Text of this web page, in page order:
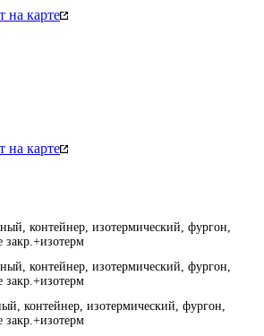
на карте
на карте
контейнер, изотермический, фургон,
закр.+изотерм
контейнер, изотермический, фургон,
закр.+изотерм
контейнер, изотермический, фургон,
закр.+изотерм